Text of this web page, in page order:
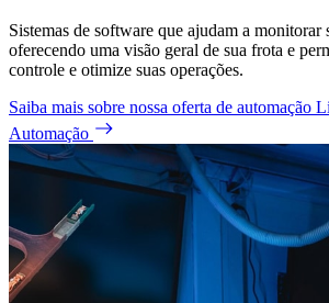
Sistemas de software que ajudam a monitorar
oferecendo uma visão geral de sua frota e
controle e otimize suas operações.
Saiba mais sobre nossa oferta de automação
Automação